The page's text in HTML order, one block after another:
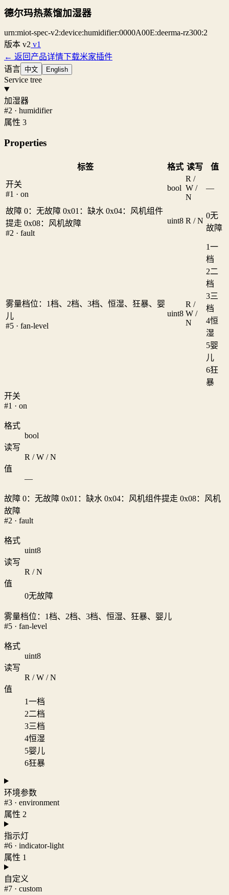
德尔玛热蒸馏加湿器
urn:miot-spec-v2:device:humidifier:0000A00E:deerma-rz300:2
版本 v2 v1
← 返回产品详情下载米家插件
语言 中文 English
Service tree
加湿器
#2 · humidifier
属性 3
Properties
标签 格式 读写
值
开关
#1 · on
bool
R /
W /
N
—
故障 0：无故障 0x01：缺水 0x04：风机组件
提走 0x08：风机故障
#2 · fault
uint8 R / N
0无
故障
雾量档位：1档、2档、3档、恒湿、狂暴、婴
儿
#5 · fan-level
uint8
R /
W /
N
1一
档
2二
档
3三
档
4恒
湿
5婴
儿
6狂
暴
开关
#1 · on
格式
bool
读写
R / W / N
值
—
故障 0：无故障 0x01：缺水 0x04：风机组件提走 0x08：风机
故障
#2 · fault
格式
uint8
读写
R / N
值
0无故障
雾量档位：1档、2档、3档、恒湿、狂暴、婴儿
#5 · fan-level
格式
uint8
读写
R / W / N
值
1一档
2二档
3三档
4恒湿
5婴儿
6狂暴
环境参数
#3 · environment
属性 2
指示灯
#6 · indicator-light
属性 1
自定义
#7 · custom